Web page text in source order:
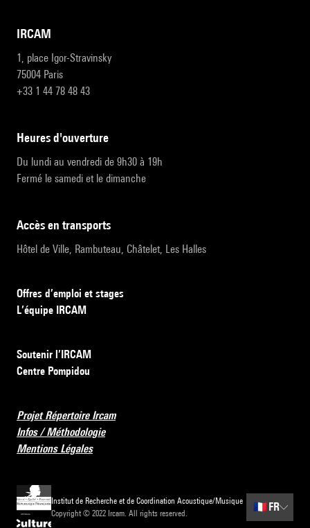
IRCAM
1, place Igor-Stravinsky
75004 Paris
+33 1 44 78 48 43
heures d'ouverture
Du lundi au vendredi de 9h30 à 19h
Fermé le samedi et le dimanche
accès en transports
Hôtel de Ville, Rambuteau, Châtelet, Les Halles
Offres d’emploi et stages
L’équipe IRCAM
Soutenir l’IRCAM
Centre Pompidou
Projet Répertoire Ircam
Infos / Méthodologie
Mentions Légales
Institut de Recherche et de Coordination Acoustique/Musique
Copyright © 2022 Ircam. All rights reserved.
🇫🇷 FR